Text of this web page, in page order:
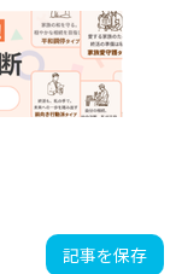
記事を保存